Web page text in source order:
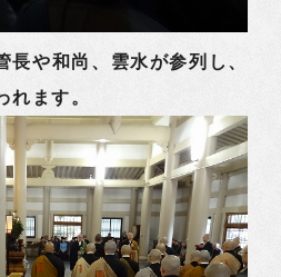
や和尚、雲水が参列し、
れます。